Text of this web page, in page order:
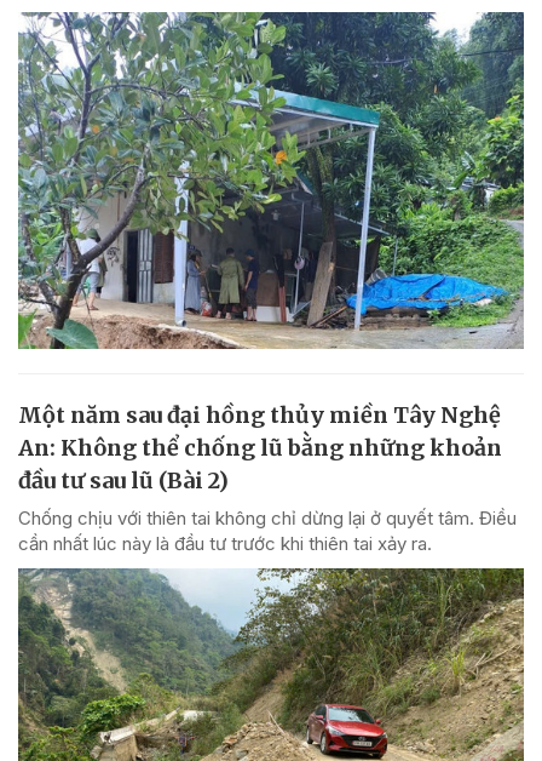
Một năm sau đại hồng thủy miền Tây Nghệ
An: Không thể chống lũ bằng những khoản
đầu tư sau lũ (Bài 2)
Chống chịu với thiên tai không chỉ dừng lại ở quyết tâm. Điều
cần nhất lúc này là đầu tư trước khi thiên tai xảy ra.